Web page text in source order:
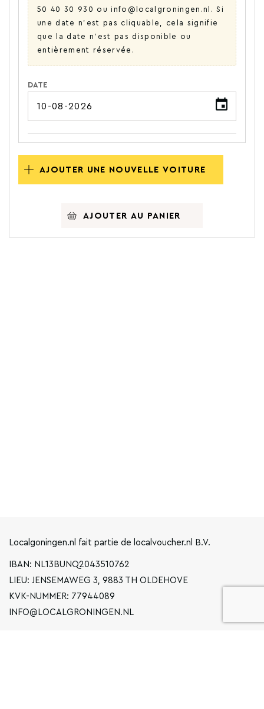
50 40 30 930 ou info@localgroningen.nl. Si
une date n'est pas cliquable, cela signifie
que la date n'est pas disponible ou
entièrement réservée.
DATE
AJOUTER UNE NOUVELLE VOITURE
AJOUTER AU PANIER
Localgoningen.nl fait partie de localvoucher.nl B.V.
IBAN: NL13BUNQ2043510762
LIEU: JENSEMAWEG 3, 9883 TH OLDEHOVE
KVK-NUMMER: 77944089
INFO@LOCALGRONINGEN.NL